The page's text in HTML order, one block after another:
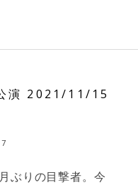
演 2021/11/15
ぶりの目撃者。今